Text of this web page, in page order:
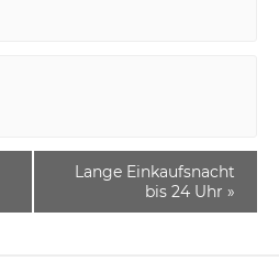
Lange Einkaufsnacht
bis 24 Uhr »